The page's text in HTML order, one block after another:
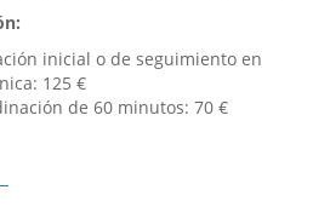
inicial o de seguimiento en
125 €
de 60 minutos: 70 €